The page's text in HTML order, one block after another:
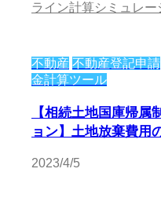
ライン計算シミュレー
不動産 不動産登記申請
金計算ツール
【相続土地国庫帰
ョン】土地放棄費用
2023/4/5